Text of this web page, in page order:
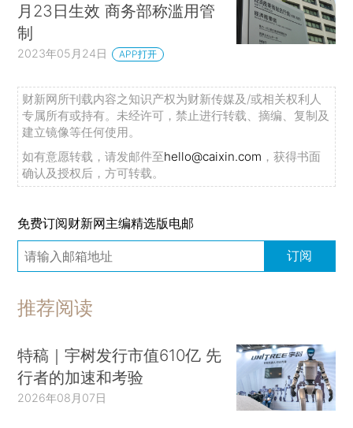
月23日生效 商务部称滥用管
制
2023年05月24日 APP打开
财新网所刊载内容之知识产权为财新传媒及/或相关权利人
专属所有或持有。未经许可，禁止进行转载、摘编、复制及
建立镜像等任何使用。
如有意愿转载，请发邮件至hello@caixin.com ，获得书面
确认及授权后，方可转载。
免费订阅财新网主编精选版电邮
订阅
推荐阅读
特稿｜宇树发行市值610亿 先
行者的加速和考验
2026年08月07日